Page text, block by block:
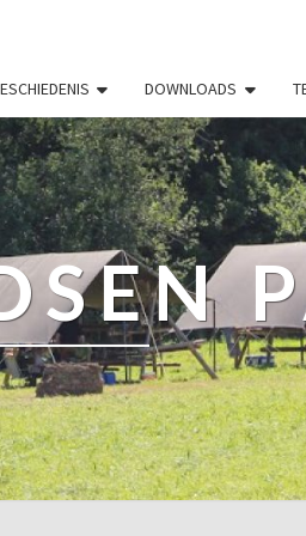
DOWNLOADS